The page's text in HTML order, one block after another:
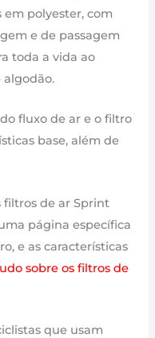
em polyester, com
e de passagem
toda a vida ao
algodão.
fluxo de ar e o filtro
base, além de
filtros de ar Sprint
página específica
e as características
sobre os filtros de
que usam